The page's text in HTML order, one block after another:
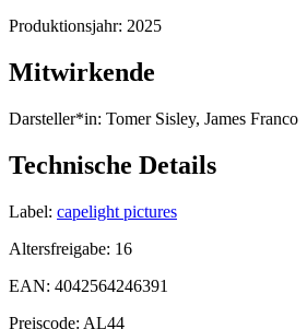
Produktionsjahr: 2025
Mitwirkende
Darsteller*in: Tomer Sisley, James Franco
Technische Details
Label: capelight pictures
Altersfreigabe: 16
EAN: 4042564246391
Preiscode: AL44